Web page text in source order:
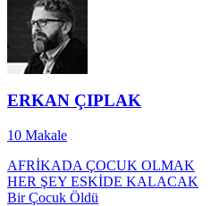
ERKAN ÇIPLAK
10 Makale
AFRİKADA ÇOCUK OLMAK
HER ŞEY ESKİDE KALACAK
Bir Çocuk Öldü